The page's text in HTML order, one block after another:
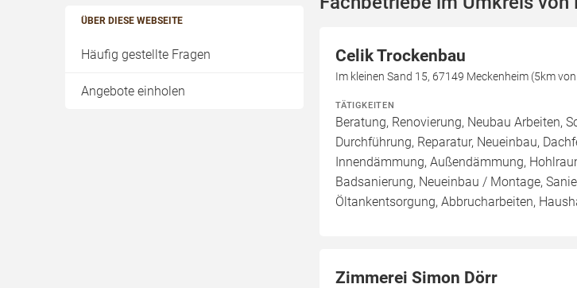
ÜBER DIESE WEBSEITE
Häufig gestellte Fragen
Angebote einholen
Celik Trockenbau
Im kleinen Sand 15, 67149 Meckenheim (5km
TÄTIGKEITEN
Beratung, Renovierung, Neubau Arbeiten,
Durchführung, Reparatur, Neueinbau,
Innendämmung, Außendämmung,
Badsanierung, Neueinbau / Montage,
Öltankentsorgung, Abbrucharbeiten,
Zimmerei Simon Dörr